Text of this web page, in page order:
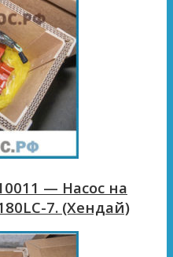
— Насос на
7. (Хендай)